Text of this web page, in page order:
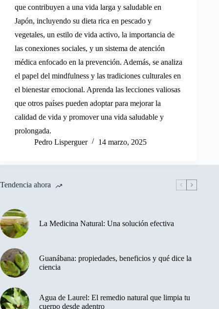
que contribuyen a una vida larga y saludable en
Japón, incluyendo su dieta rica en pescado y
vegetales, un estilo de vida activo, la importancia de
las conexiones sociales, y un sistema de atención
médica enfocado en la prevención. Además, se analiza
el papel del mindfulness y las tradiciones culturales en
el bienestar emocional. Aprenda las lecciones valiosas
que otros países pueden adoptar para mejorar la
calidad de vida y promover una vida saludable y
prolongada.
Pedro Lisperguer
14 marzo, 2025
Tendencia ahora
La Medicina Natural: Una solución efectiva
Guanábana: propiedades, beneficios y qué dice la
ciencia
Agua de Laurel: El remedio natural que limpia tu
cuerpo desde adentro